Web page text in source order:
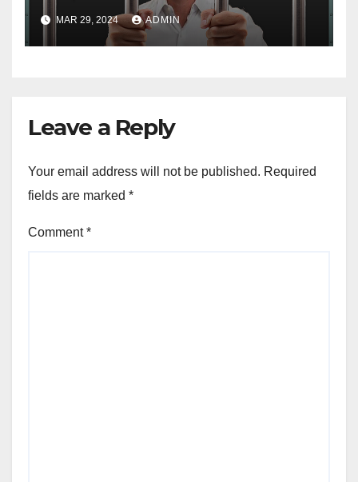
MAR 29, 2024 ADMIN
Leave a Reply
Your email address will not be published. Required
fields are marked *
Comment*